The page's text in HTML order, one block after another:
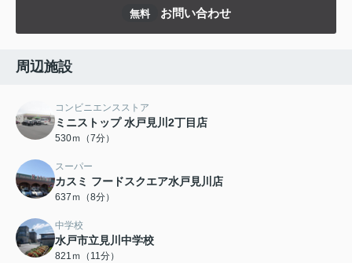
無料 お問い合わせ
周辺施設
コンビニエンスストア
ミニストップ 水戸見川2丁目店
530ｍ（7分）
スーパー
カスミ フードスクエア水戸見川店
637ｍ（8分）
中学校
水戸市立見川中学校
821ｍ（11分）